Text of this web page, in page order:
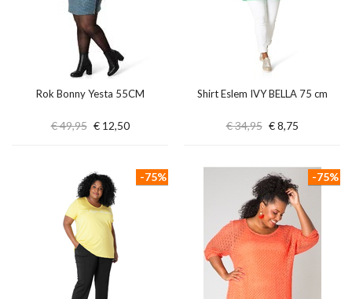
Rok Bonny Yesta 55CM
€ 49,95 € 12,50
Shirt Eslem IVY BELLA 75 cm
€ 34,95 € 8,75
-75% -75%